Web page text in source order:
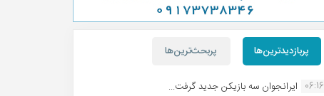
پربازدیدترین‌ها پربحث‌ترین‌ها
06:16 ایرانجوان سه بازیکن جدید گرفت...